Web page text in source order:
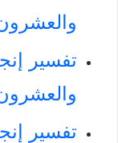
تفسير
تفسير